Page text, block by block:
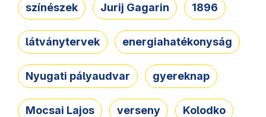
színészek Jurij Gagarin 1896
látványtervek energiahatékonyság
Nyugati pályaudvar gyereknap
Mocsai Lajos verseny Kolodko